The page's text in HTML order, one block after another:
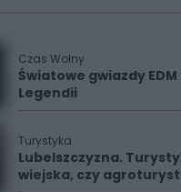
Czas Wolny
Światowe gwiazdy
Legendii
Turystyka
Lubelszczyzna.
wiejska, czy